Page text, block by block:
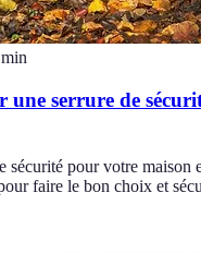
min
une serrure de
sécurité pour votre maison
faire le bon choix et